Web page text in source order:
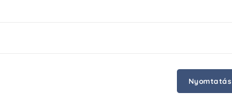
Nyomtatás